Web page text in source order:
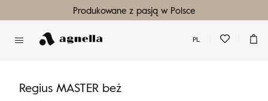
Produkowane z pasją w Polsce
PL
Regius MASTER beż